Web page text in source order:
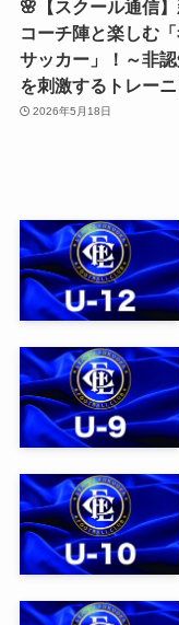
🌸【スクール通信
コーチ陣と楽しむ
サッカー」！～非
を刺激するトレー
2026年5月18日